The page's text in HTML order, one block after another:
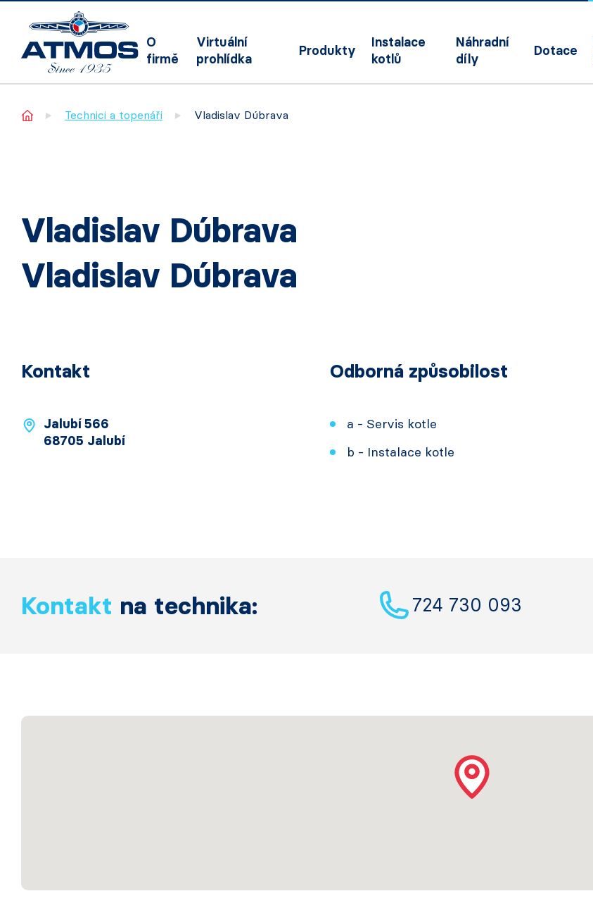
O
firmě
Virtuální
prohlídka
Produkty
Instalace
kotlů
Náhradní
díly
Dotace
Home Technici a topenáři Vladislav Dúbrava
Vladislav Dúbrava
Vladislav Dúbrava
Kontakt
Jalubí 566
68705 Jalubí
Odborná způsobilost
a - Servis kotle
b - Instalace kotle
Kontakt na technika: 724 730 093